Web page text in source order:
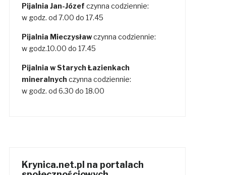
Pijalnia Jan-Józef czynna codziennie:
w godz. od 7.00 do 17.45
Pijalnia Mieczysławczynna codziennie:
w godz.10.00 do 17.45
Pijalnia w Starych Łazienkach
mineralnych czynna codziennie:
w godz. od 6.30 do 18.00
Krynica.net.pl na portalach